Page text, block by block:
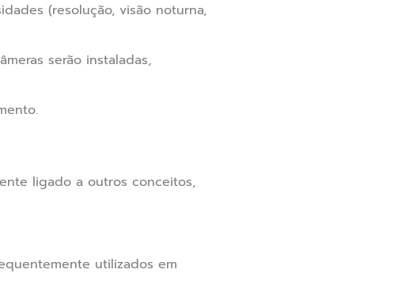
(resolução, visão noturna,
serão instaladas,
ligado a outros conceitos,
utilizados em